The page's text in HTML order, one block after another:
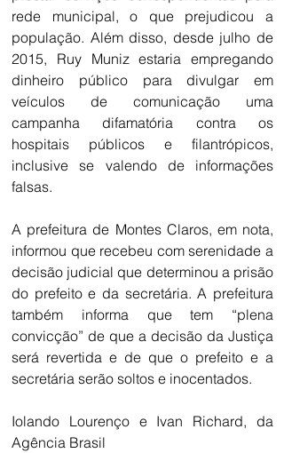
rede municipal, o que prejudicou a
população. Além disso, desde julho de
2015, Ruy Muniz estaria empregando
dinheiro público para divulgar em
veículos de comunicação uma
campanha difamatória contra os
hospitais públicos e filantrópicos,
inclusive se valendo de informações
falsas.
A prefeitura de Montes Claros, em nota,
informou que recebeu com serenidade a
decisão judicial que determinou a prisão
do prefeito e da secretária. A prefeitura
também informa que tem “plena
convicção” de que a decisão da Justiça
será revertida e de que o prefeito e a
secretária serão soltos e inocentados.
Iolando Lourenço e Ivan Richard, da
Agência Brasil